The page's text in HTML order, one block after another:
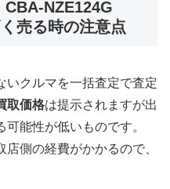
CBA-NZE124G
売る時の注意点
いクルマを一括査定で査定
取価格は提示されますが出
能性が低いものです。
側の経費がかかるので、